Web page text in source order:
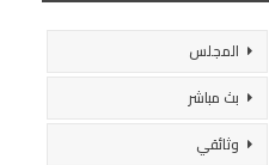
المجلس
بث مباشر
وثائقي